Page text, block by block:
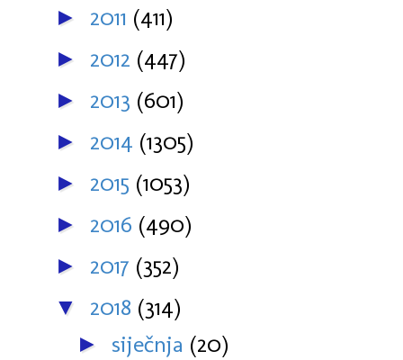
► 2011 (411)
► 2012 (447)
► 2013 (601)
► 2014 (1305)
► 2015 (1053)
► 2016 (490)
► 2017 (352)
▼ 2018 (314)
► siječnja (20)